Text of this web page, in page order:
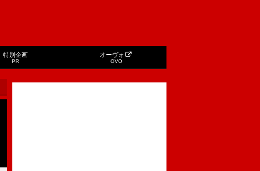
特別企画
PR
オーヴォ
OVO